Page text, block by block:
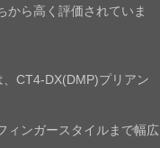
から高く評価されていま
CT4-DX(DMP)プリアン
ィンガースタイルまで幅広